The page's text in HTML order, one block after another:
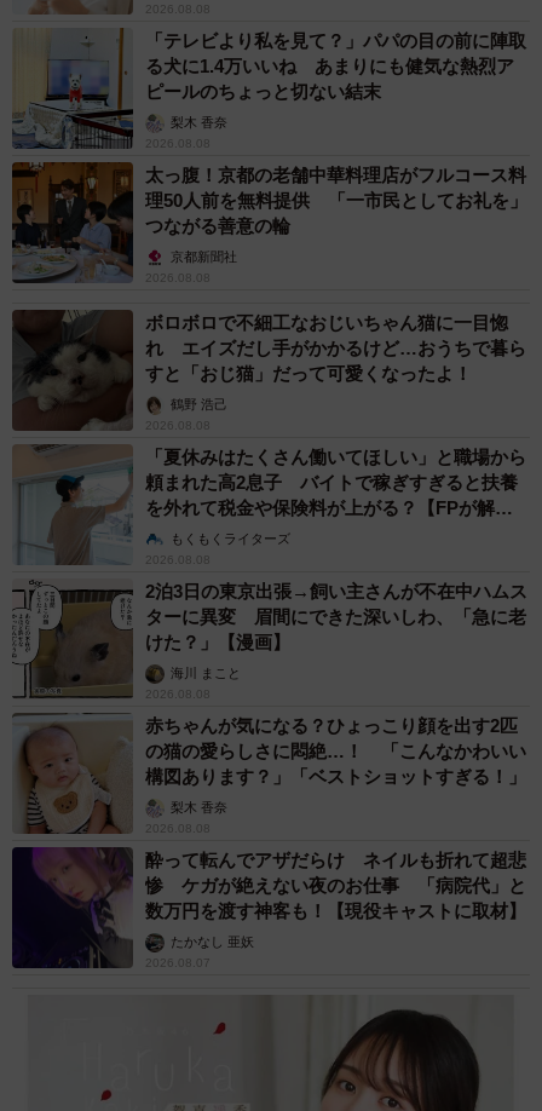
2026.08.08
「テレビより私を見て？」パパの目の前に陣取
る犬に1.4万いいね あまりにも健気な熱烈ア
ピールのちょっと切ない結末
梨木 香奈
2026.08.08
太っ腹！京都の老舗中華料理店がフルコース料
理50人前を無料提供 「一市民としてお礼を」
つながる善意の輪
京都新聞社
2026.08.08
ボロボロで不細工なおじいちゃん猫に一目惚
れ エイズだし手がかかるけど…おうちで暮ら
すと「おじ猫」だって可愛くなったよ！
鶴野 浩己
2026.08.08
「夏休みはたくさん働いてほしい」と職場から
頼まれた高2息子 バイトで稼ぎすぎると扶養
を外れて税金や保険料が上がる？【FPが解
説】もくもくライターズ
2026.08.08
2泊3日の東京出張→飼い主さんが不在中ハムス
ターに異変 眉間にできた深いしわ、「急に老
けた？」【漫画】
海川 まこと
2026.08.08
赤ちゃんが気になる？ひょっこり顔を出す2匹
の猫の愛らしさに悶絶…！ 「こんなかわいい
構図あります？」「ベストショットすぎる！」
梨木 香奈
2026.08.08
酔って転んでアザだらけ ネイルも折れて超悲
惨 ケガが絶えない夜のお仕事 「病院代」と
数万円を渡す神客も！【現役キャストに取材】
たかなし 亜妖
2026.08.07